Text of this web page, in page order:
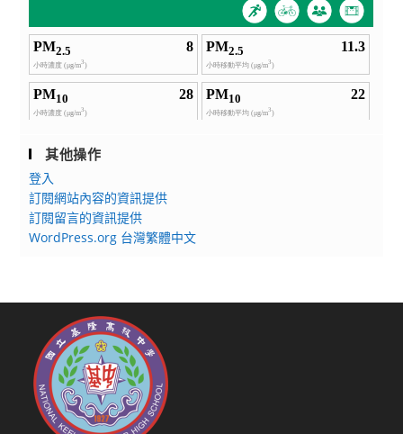
其他操作
登入
訂閱網站內容的資訊提供
訂閱留言的資訊提供
WordPress.org 台灣繁體中文